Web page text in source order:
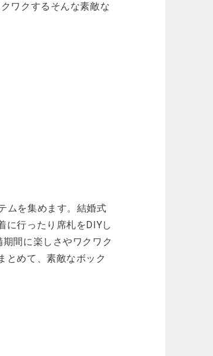
ワクするそんな素敵な
ムを集めます。結婚式
に行ったり席札をDIYし
間に楽しさやワクワク
とめて、素敵なボック